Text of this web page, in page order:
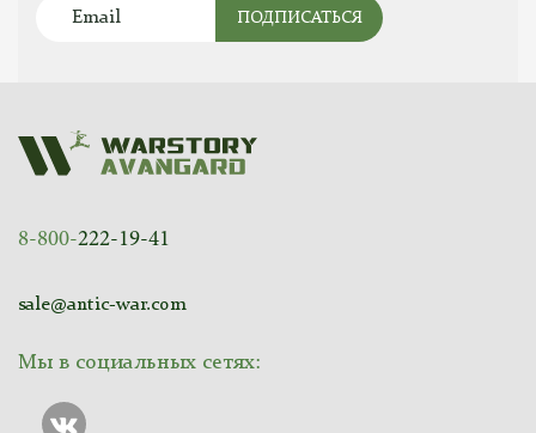
ПОДПИСАТЬСЯ
8-800-222-19-41
sale@antic-war.com
Мы в социальных сетях: